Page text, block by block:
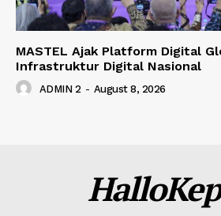
MASTEL Ajak Platform Digital
Infrastruktur Digital Nasional
ADMIN 2 - August 8, 2026